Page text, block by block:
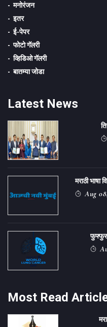
मनोरंजन
इतर
ई-पेपर
फोटो गॅलरी
व्हिडिओ गॅलरी
बातम्या जोडा
Latest News
मराठी भाषा
Aug
Most Read